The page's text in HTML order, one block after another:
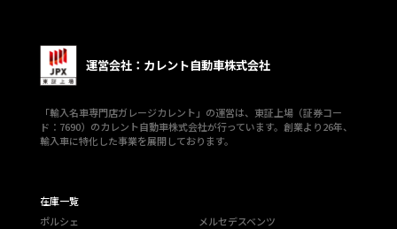
運営会社：カレント自動車株式会社
「輸入名車専門店ガレージカレント」の運営は、東証上場（証券コー
ド：7690）のカレント自動車株式会社が行っています。創業より26年、
輸入車に特化した事業を展開しております。
在庫一覧
ポルシェ
メルセデスベンツ